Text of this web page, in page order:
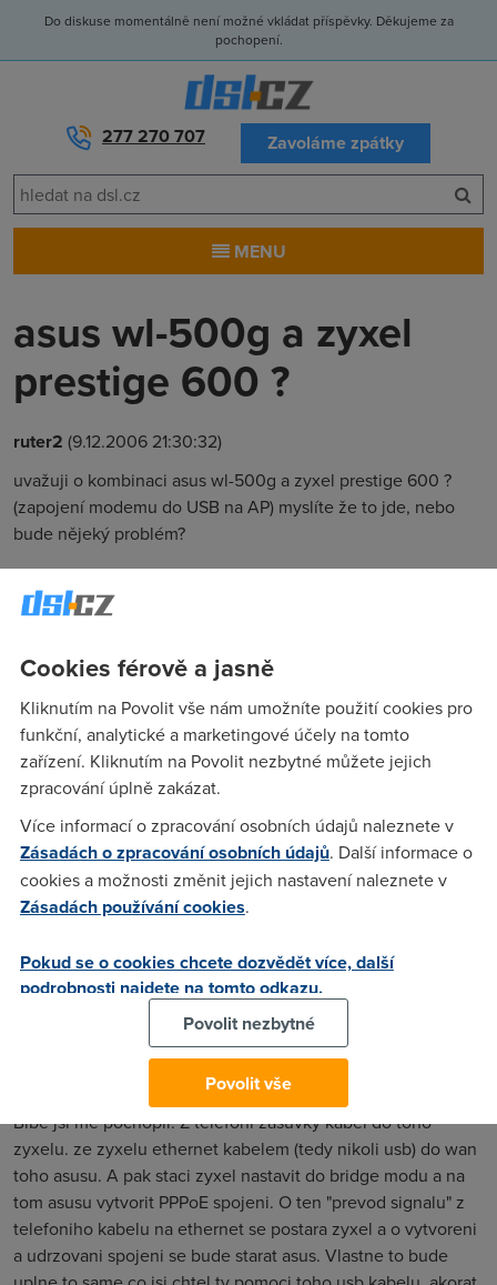
Do diskuse momentálně není možné vkládat příspěvky. Děkujeme za
pochopení.
277 270 707 Zavoláme zpátky
MENU
asus wl-500g a zyxel
prestige 600 ?
ruter2 (9.12.2006 21:30:32)
uvažuji o kombinaci asus wl-500g a zyxel prestige 600 ?
(zapojení modemu do USB na AP) myslíte že to jde, nebo
bude nějeký problém?
Nargon(9.12.2006 21:50:02)
Radeji bych zapojil pomoci ethernet kabelu do wan na tom
asusu. A jeste lepe bych toho zyxela prepnul do bridge
modu a spojeni vytvarel az na tom asusu. Ja USB portum pro
pripojeni modemu neverim na PC, a na routerech uz vubec
ne.
Anonym(10.12.2006 12:32:23)
Souhlas s nargonem.
no ale problém je v tom, že ten asus neobsahuje adsl
modem, takže tam nemohu rovnou zapojit připojku do WAN
(10.12.2006 13:00:59)
Blbe jsi me pochopil. Z telefoni zasuvky kabel do toho
zyxelu. ze zyxelu ethernet kabelem (tedy nikoli usb) do wan
toho asusu. A pak staci zyxel nastavit do bridge modu a na
tom asusu vytvorit PPPoE spojeni. O ten "prevod signalu" z
telefoniho kabelu na ethernet se postara zyxel a o vytvoreni
a udrzovani spojeni se bude starat asus. Vlastne to bude
Cookies férově a jasně
Kliknutím na Povolit vše nám umožníte použití cookies pro
funkční, analytické a marketingové účely na tomto
zařízení. Kliknutím na Povolit nezbytné můžete jejich
zpracování úplně zakázat.
Více informací o zpracování osobních údajů naleznete v
Zásadách o zpracování osobních údajů. Další informace o
cookies a možnosti změnit jejich nastavení naleznete v
Zásadách používání cookies.
Pokud se o cookies chcete dozvědět více, další
podrobnosti najdete na tomto odkazu.
Povolit nezbytné
Povolit vše